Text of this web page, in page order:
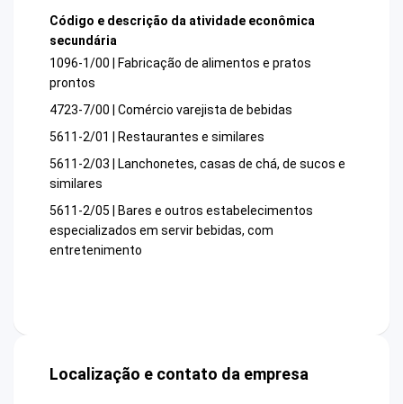
Código e descrição da atividade econômica
secundária
1096-1/00 | Fabricação de alimentos e pratos
prontos
4723-7/00 | Comércio varejista de bebidas
5611-2/01 | Restaurantes e similares
5611-2/03 | Lanchonetes, casas de chá, de sucos e
similares
5611-2/05 | Bares e outros estabelecimentos
especializados em servir bebidas, com
entretenimento
Localização e contato da empresa